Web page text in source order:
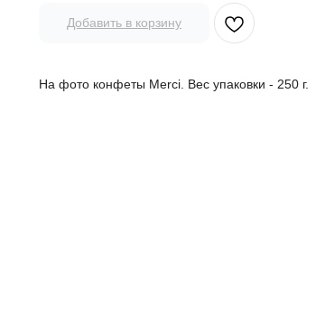
Добавить в корзину
На фото конфеты Merci. Вес упаковки - 250 г.